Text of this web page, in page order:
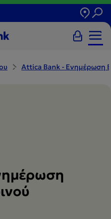
Attica Bank - Ενημέρωση